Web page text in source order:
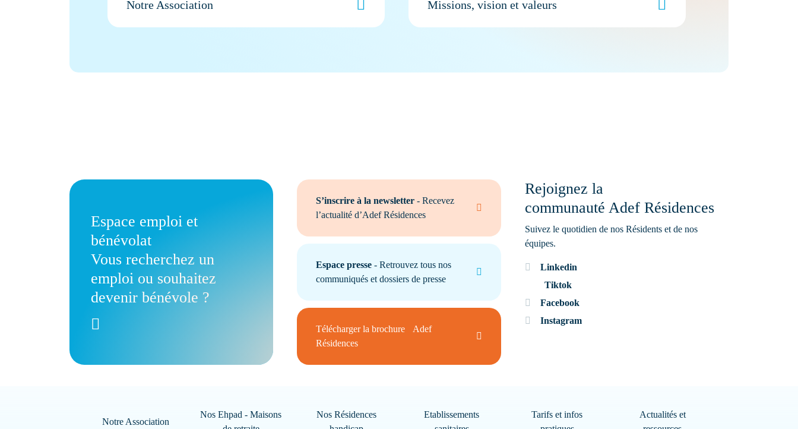
Notre Association Missions, vision et valeurs
Espace emploi et
bénévolat
Vous recherchez un
emploi ou souhaitez
devenir bénévole ?
S’inscrire à la newsletter - Recevez
l’actualité d’Adef Résidences
Espace presse - Retrouvez tous nos
communiqués et dossiers de presse
Télécharger la brochure Adef
Résidences
Rejoignez la
communauté Adef Résidences
Suivez le quotidien de nos Résidents et de nos
équipes.
Linkedin
Tiktok
Facebook
Instagram
Notre Association
Nos Ehpad - Maisons
Nos Résidences
Etablissements
Tarifs et infos
Actualités et